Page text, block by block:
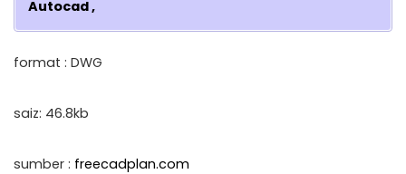
Autocad ,
format : DWG
saiz: 46.8kb
sumber : freecadplan.com